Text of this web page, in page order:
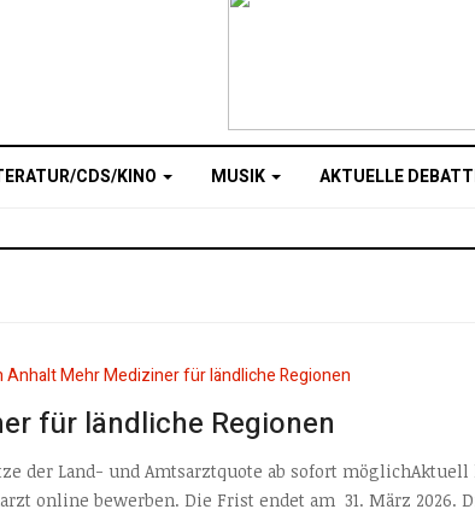
CDS/KINO MUSIK AKTUELLE
für ländliche Regionen
der Land- und Amtsarztquote ab sofort
online bewerben. Die Frist endet am 31. März 2026.